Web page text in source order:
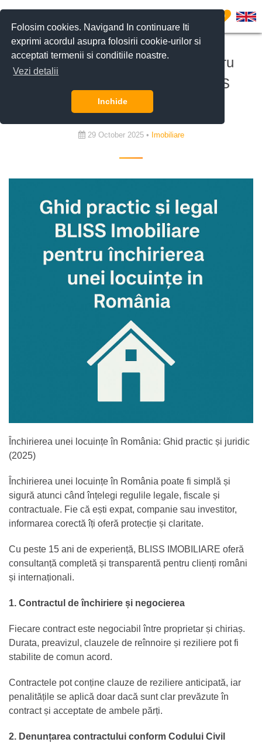
Folosim cookies. Navigand In continuare Iti
exprimi acordul asupra folosirii cookie-urilor si
acceptati termenii si conditiile noastre.
Vezi detalii
Inchide
0
Ghid practic și juridic 2025 pentru
închirierea unei locuințe | BLISS
Imobiliare
29 October 2025 • Imobiliare
Închirierea unei locuințe în România: Ghid practic și juridic
(2025)
Închirierea unei locuințe în România poate fi simplă și
sigură atunci când înțelegi regulile legale, fiscale și
contractuale. Fie că ești expat, companie sau investitor,
informarea corectă îți oferă protecție și claritate.
Cu peste 15 ani de experiență, BLISS IMOBILIARE oferă
consultanță completă și transparentă pentru clienți români
și internaționali.
1. Contractul de închiriere și negocierea
Fiecare contract este negociabil între proprietar și chiriaș.
Durata, preavizul, clauzele de reînnoire și reziliere pot fi
stabilite de comun acord.
Contractele pot conține clauze de reziliere anticipată, iar
penalitățile se aplică doar dacă sunt clar prevăzute în
contract și acceptate de ambele părți.
2. Denunțarea contractului conform Codului Civil